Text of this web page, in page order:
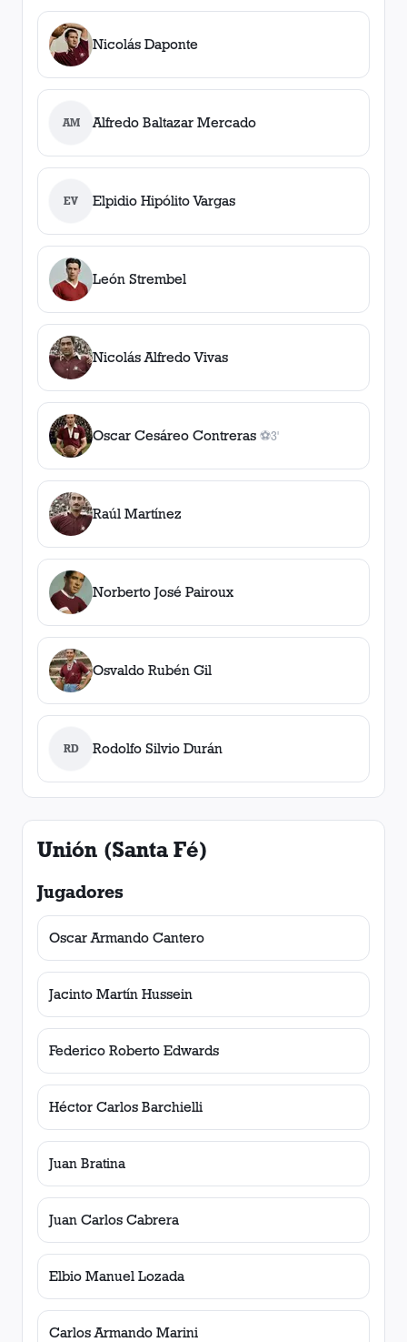
Nicolás Daponte
AM Alfredo Baltazar Mercado
EV Elpidio Hipólito Vargas
León Strembel
Nicolás Alfredo Vivas
Oscar Cesáreo Contreras ⚽
1gol
3'
Raúl Martínez
Norberto José Pairoux
Osvaldo Rubén Gil
RD Rodolfo Silvio Durán
Unión (Santa Fé)
Jugadores
Oscar Armando Cantero
Jacinto Martín Hussein
Federico Roberto Edwards
Héctor Carlos Barchielli
Juan Bratina
Juan Carlos Cabrera
Elbio Manuel Lozada
Carlos Armando Marini